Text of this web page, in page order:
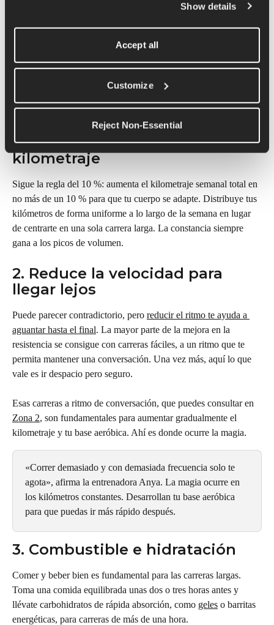
Show details
Accept all
Customize
Reject Non-Essential
Cómo correr más tiempo
Desarrollar la resistencia requiere paciencia y ritmo. Aquí te
contamos cómo ir más allá con confianza.
1. Aumenta gradualmente el
kilometraje
Sigue la regla del 10 %: aumenta el kilometraje semanal total en
no más de un 10 % para que tu cuerpo se adapte. Distribuye tus
kilómetros de forma uniforme a lo largo de la semana en lugar
de centrarte en una sola carrera larga. La constancia siempre
gana a los picos de volumen.
2. Reduce la velocidad para
llegar lejos
Puede parecer contradictorio, pero reducir el ritmo te ayuda a
aguantar hasta el final. La mayor parte de la mejora en la
resistencia se consigue con carreras fáciles, a un ritmo que te
permita mantener una conversación. Una vez más, aquí lo que
vale es ir despacio pero seguro.
Esas carreras a ritmo de conversación, que puedes consultar en
Zona 2, son fundamentales para aumentar gradualmente el
kilometraje y tu base aeróbica. Ahí es donde ocurre la magia.
«Correr demasiado y con demasiada frecuencia solo te
agota», afirma la entrenadora Anya. La magia ocurre en
los kilómetros constantes. Desarrollan tu base aeróbica
para que puedas ir más rápido después.
3. Combustible e hidratación
Comer y beber bien es fundamental para las carreras largas.
Toma una comida equilibrada unas dos o tres horas antes y
llévate carbohidratos de rápida absorción, como geles o barritas
energéticas, para carreras de más de una hora.